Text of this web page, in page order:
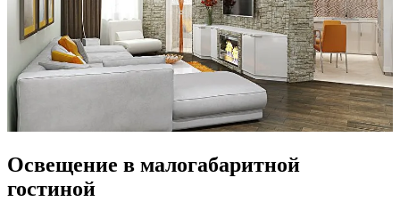
Освещение в малогабаритной
гостиной